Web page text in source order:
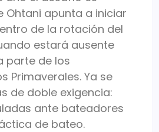
Ohtani apunta a iniciar
de la rotación del
estará ausente
parte de los
Primaverales. Ya se
de doble exigencia:
ante bateadores
de bateo.